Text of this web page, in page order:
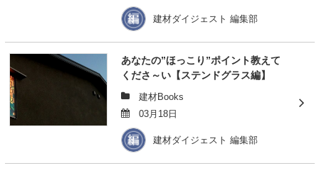
建材ダイジェスト 編集部
あなたの”ほっこり”ポイント教えて
くださ～い【ステンドグラス編】
建材Books
03月18日
建材ダイジェスト 編集部